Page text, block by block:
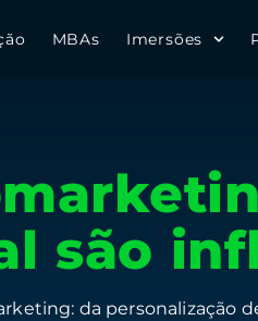
MBAs Imersões
são
da personalização